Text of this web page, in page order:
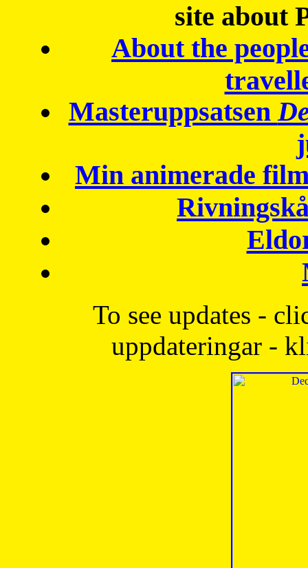
site about
About the
Masteruppsatsen
Min animerade
To see updates -
uppdateringar -